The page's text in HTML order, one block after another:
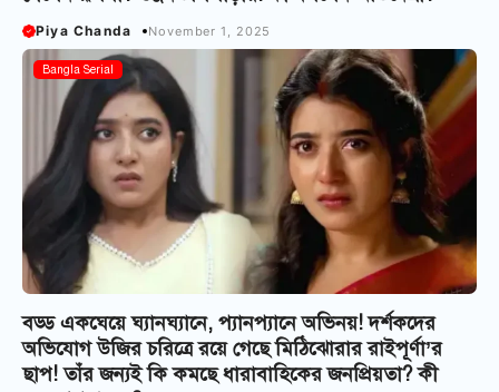
Piya Chanda November 1, 2025
Bangla Serial
বড্ড একঘেয়ে ঘ্যানঘ্যানে, প্যানপ্যানে অভিনয়! দর্শকদের
অভিযোগ উজির চরিত্রে রয়ে গেছে মিঠিঝোরার রাইপূর্ণা’র
ছাপ! তাঁর জন্যই কি কমছে ধারাবাহিকের জনপ্রিয়তা? কী